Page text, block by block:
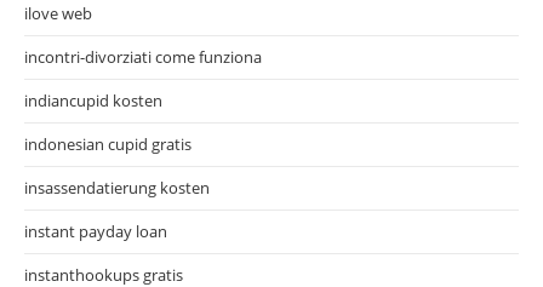
ilove web
incontri-divorziati come funziona
indiancupid kosten
indonesian cupid gratis
insassendatierung kosten
instant payday loan
instanthookups gratis